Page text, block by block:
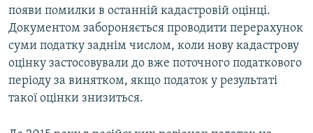
появи помилки в останній кадастровій оцінці.
Документом забороняється проводити перерахунок
суми податку заднім числом, коли нову кадастрову
оцінку застосовували до вже поточного податкового
періоду за винятком, якщо податок у результаті
такої оцінки знизиться.